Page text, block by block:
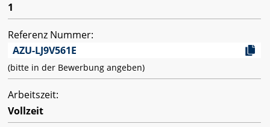
1
Referenz Nummer:
AZU-LJ9V561E
(bitte in der Bewerbung angeben)
Arbeitszeit:
Vollzeit